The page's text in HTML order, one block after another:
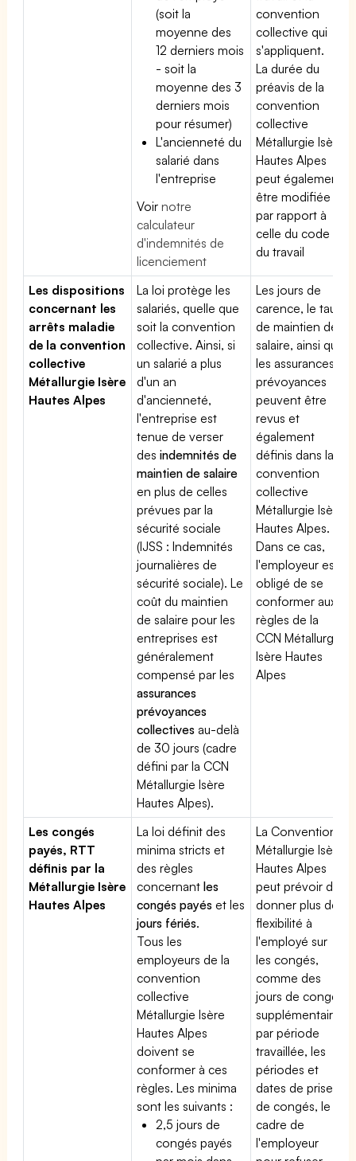
(soit la
moyenne des
12 derniers mois
- soit la
moyenne des 3
derniers mois
pour résumer)
L'ancienneté du
salarié dans
l'entreprise
Voirnotre
calculateur
d'indemnités de
licenciement
convention
collective qui
s'appliquent.
La durée du
préavis de la
convention
collective
Métallurgie Isère
Hautes Alpes
peut également
être modifiée
par rapport à
celle du code
du travail
Les dispositions
concernant les
arrêts maladie
de la convention
collective
Métallurgie Isère
Hautes Alpes
La loi protège les
salariés, quelle que
soit la convention
collective. Ainsi, si
un salarié a plus
d'un an
d'ancienneté,
l'entreprise est
tenue de verser
desindemnités de
maintien de salaire
en plus de celles
prévues par la
sécurité sociale
(IJSS : Indemnités
journalières de
sécurité sociale). Le
coût du maintien
de salaire pour les
entreprises est
généralement
compensé par les
assurances
prévoyances
collectives au-delà
de 30 jours (cadre
défini par la CCN
Métallurgie Isère
Hautes Alpes).
Les jours de
carence, le taux
de maintien de
salaire, ainsi que
les assurances
prévoyances
peuvent être
revus et
également
définis dans la
convention
collective
Métallurgie Isère
Hautes Alpes.
Dans ce cas,
l'employeur est
obligé de se
conformer aux
règles de la
CCN Métallurgie
Isère Hautes
Alpes
Les congés
payés, RTT
définis par la
Métallurgie Isère
Hautes Alpes
La loi définit des
minima stricts et
des règles
concernantles
congés payés et les
jours fériés.
Tous les
employeurs de la
convention
collective
Métallurgie Isère
Hautes Alpes
doivent se
conformer à ces
règles. Les minima
sont les suivants :
2,5 jours de
congés payés
La Convention
Métallurgie Isère
Hautes Alpes
peut prévoir de
donner plus de
flexibilité à
l'employé sur
les congés,
comme des
jours de congé
supplémentaires
par période
travaillée, les
périodes et
dates de prise
de congés, le
cadre de
l'employeur